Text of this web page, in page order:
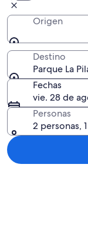
Origen
Destino
Parque La
Fechas
vie. 28 de
Personas
2 personas,